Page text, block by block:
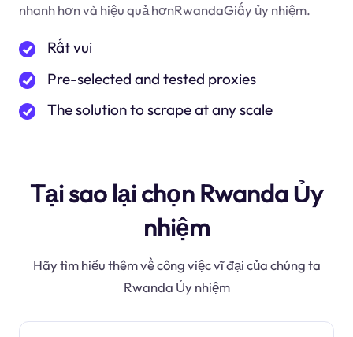
nhanh hơn và hiệu quả hơnRwandaGiấy ủy nhiệm.
Rất vui
Pre-selected and tested proxies
The solution to scrape at any scale
Tại sao lại chọn Rwanda Ủy
nhiệm
Hãy tìm hiểu thêm về công việc vĩ đại của chúng ta
Rwanda Ủy nhiệm